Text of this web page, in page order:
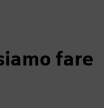
fare